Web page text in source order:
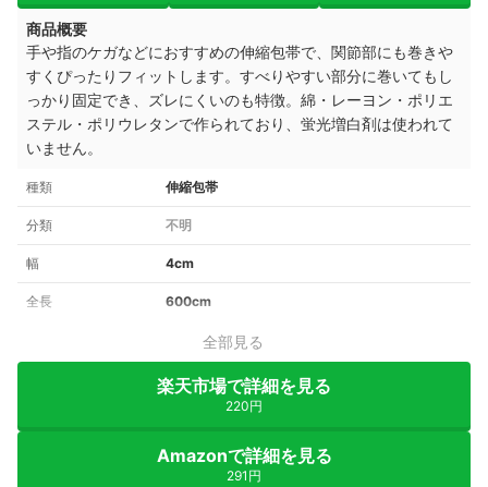
商品概要
手や指のケガなどにおすすめの伸縮包帯で、関節部にも巻きや
すくぴったりフィットします。すべりやすい部分に巻いてもし
っかり固定でき、ズレにくいのも特徴。綿・レーヨン・ポリエ
ステル・ポリウレタンで作られており、蛍光増白剤は使われて
いません。
種類 伸縮包帯
分類 不明
幅 4cm
全長 600cm
全部見る
楽天市場で詳細を見る
220円
Amazonで詳細を見る
291円